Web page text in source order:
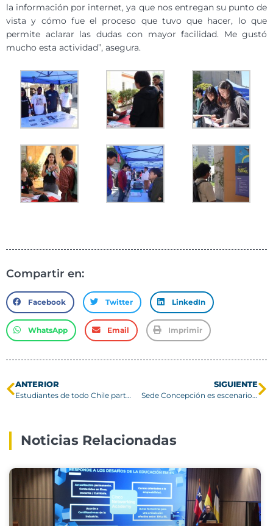
la información por internet, ya que nos entregan su punto de
vista y cómo fue el proceso que tuvo que hacer, lo que
permite aclarar las dudas con mayor facilidad. Me gustó
mucho esta actividad”, asegura.
Compartir en:
Facebook Twitter LinkedIn
WhatsApp Email Imprimir
ANTERIOR
Estudiantes de todo Chile participan en una nueva edición de Puertas Abiertas USM
SIGUIENTE
Sede Concepción es escenario del Campeonato Provincial Escolar de Básquetbol Municipal
Noticias Relacionadas